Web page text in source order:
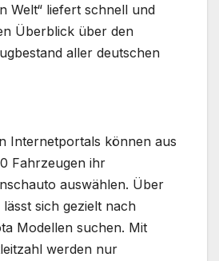
Welt“ liefert schnell und
Überblick über den
aller deutschen
Internetportals können aus
Fahrzeugen ihr
auswählen. Über
sich gezielt nach
Modellen suchen. Mit
werden nur